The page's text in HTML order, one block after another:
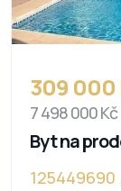
309 000
7 498 000 Kč
Byt na
125449690